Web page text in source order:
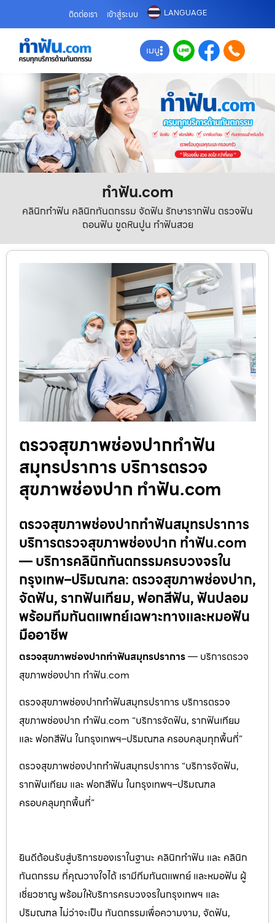
ติดต่อเรา เข้าสู่ระบบ LANGUAGE
เมนู
ทําฟัน.com
คลินิกทำฟัน คลินิกทันตกรรม จัดฟัน รักษารากฟัน ตรวจฟัน
ถอนฟัน ขูดหินปูน ทำฟันสวย
ตรวจสุขภาพช่องปากทำฟัน
สมุทรปราการ บริการตรวจ
สุขภาพช่องปาก ทำฟัน.com
ตรวจสุขภาพช่องปากทำฟันสมุทรปราการ
บริการตรวจสุขภาพช่องปาก ทำฟัน.com
— บริการคลินิกทันตกรรมครบวงจรใน
กรุงเทพ–ปริมณฑล: ตรวจสุขภาพช่องปาก,
จัดฟัน, รากฟันเทียม, ฟอกสีฟัน, ฟันปลอม
พร้อมทีมทันตแพทย์เฉพาะทางและหมอฟัน
มืออาชีพ
ตรวจสุขภาพช่องปากทำฟันสมุทรปราการ— บริการตรวจ
สุขภาพช่องปาก ทำฟัน.com
ตรวจสุขภาพช่องปากทำฟันสมุทรปราการ บริการตรวจ
สุขภาพช่องปาก ทำฟัน.com “บริการจัดฟัน, รากฟันเทียม
และ ฟอกสีฟัน ในกรุงเทพฯ–ปริมณฑล ครอบคลุมทุกพื้นที่”
ตรวจสุขภาพช่องปากทำฟันสมุทรปราการ “บริการจัดฟัน,
รากฟันเทียม และ ฟอกสีฟัน ในกรุงเทพฯ–ปริมณฑล
ครอบคลุมทุกพื้นที่”
ยินดีต้อนรับสู่บริการของเราในฐานะ คลินิกทำฟัน และ คลินิก
ทันตกรรม ที่คุณวางใจได้ เรามีทีมทันตแพทย์ และหมอฟัน ผู้
เชี่ยวชาญ พร้อมให้บริการครบวงจรในกรุงเทพฯ และ
ปริมณฑล ไม่ว่าจะเป็น ทันตกรรมเพื่อความงาม, จัดฟัน,